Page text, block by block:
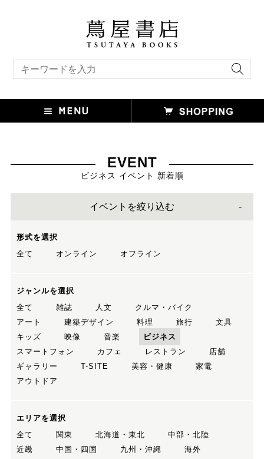
EVENT
ビジネス イベント 新着順
イベントを絞り込む
形式を選択
全て
オンライン オフライン
ジャンルを選択
全て
雑誌 人文
クルマ・バイク
アート
建築デザイン 料理 旅行
文具
キッズ
映像 音楽
ビジネス
スマートフォン
カフェ レストラン
店舗
ギャラリー
T-SITE 美容・健康
家電
アウトドア
エリアを選択
全て
関東 北海道・東北
中部・北陸
近畿
中国・四国 九州・沖縄 海外